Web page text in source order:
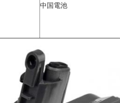
中国電池